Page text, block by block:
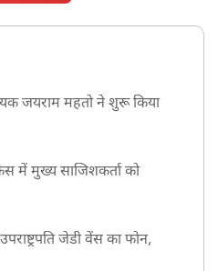
जयराम महतो ने शुरू किया
में मुख्य साजिशकर्ता को
जेडी वेंस का फोन,